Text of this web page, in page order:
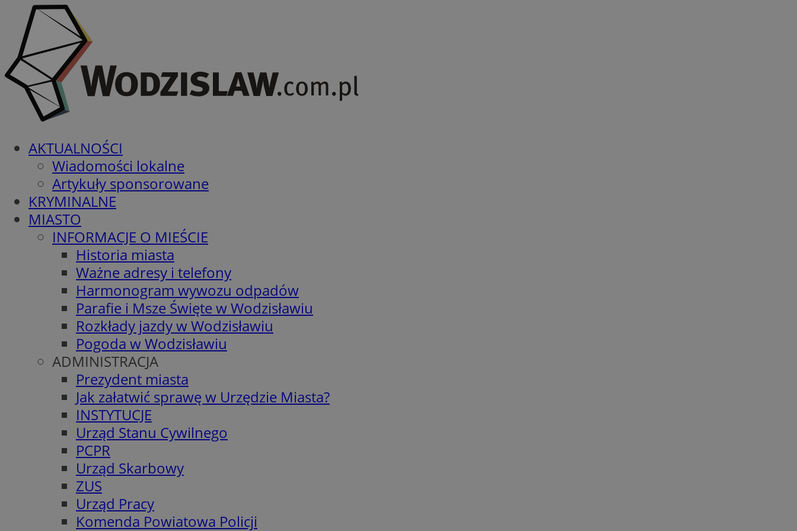
AKTUALNOŚCI
Wiadomości lokalne
Artykuły sponsorowane
KRYMINALNE
MIASTO
INFORMACJE O MIEŚCIE
Historia miasta
Ważne adresy i telefony
Harmonogram wywozu odpadów
Parafie i Msze Święte w Wodzisławiu
Rozkłady jazdy w Wodzisławiu
Pogoda w Wodzisławiu
ADMINISTRACJA
Prezydent miasta
Jak załatwić sprawę w Urzędzie Miasta?
INSTYTUCJE
Urząd Stanu Cywilnego
PCPR
Urząd Skarbowy
ZUS
Urząd Pracy
Komenda Powiatowa Policji